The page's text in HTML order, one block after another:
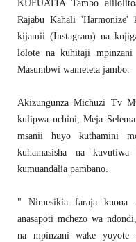
KUFUATIA Tambo
Rajabu Kahali 'Harmonize'
kijamii (Instagram) na
lolote na kuhitaji mpinzani
Masumbwi wameteta jambo.
Akizungunza Michuzi Tv
kulipwa nchini, Meja
msanii huyo kuthamini
kuhamasisha na
kumuandalia pambano.
" Nimesikia faraja kuona
anasapoti mchezo wa
na mpinzani wake yoyote